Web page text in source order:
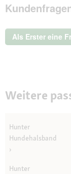
dieser
Aktion
ein
modales
Als Erster eine
Weitere
Hunter
Hundehalsband
Hunter